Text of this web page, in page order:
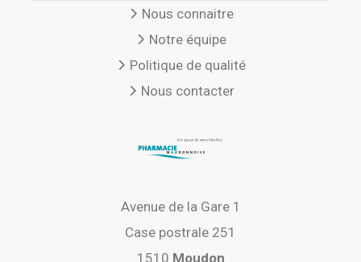
Nous connaitre
Notre équipe
Politique de qualité
Nous contacter
Avenue de la Gare 1
Case postrale 251
1510 Moudon